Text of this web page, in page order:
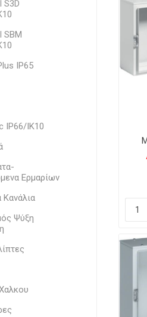
S3D
SBM
IP65
IP66/IK10
Ερμαρίων
Κανάλια
Ψύξη